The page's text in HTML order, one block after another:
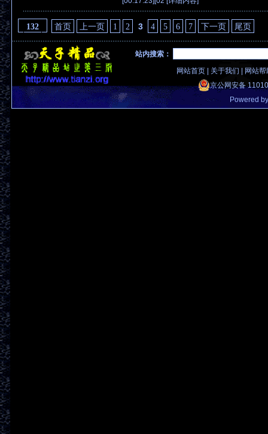
132 首页 上一页 1 2 3 4 5 6 7 下一页 尾页
站内搜索：
网站首页
关于我们
网站帮
京公网安备
Powered